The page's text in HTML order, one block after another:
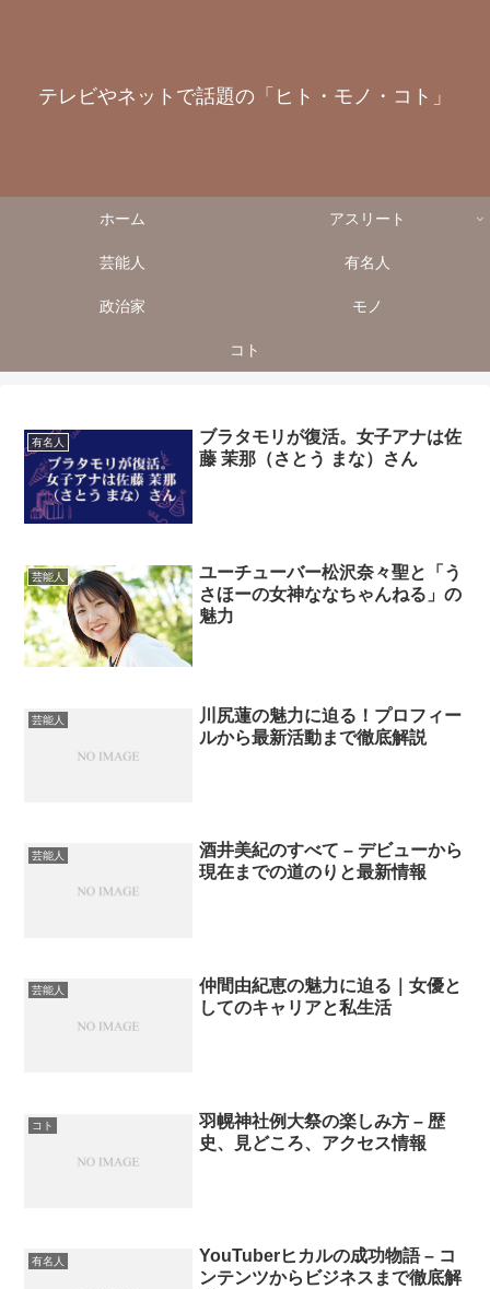
テレビやネットで話題の「ヒト・モノ・コト」
ホーム アスリート
芸能人 有名人
政治家 モノ
コト
有名人
ブラタモリが復活。女子アナは佐
藤 茉那（さとう まな）さん
芸能人
ユーチューバー松沢奈々聖と「う
さほーの女神ななちゃんねる」の
魅力
芸能人
川尻蓮の魅力に迫る！プロフィー
ルから最新活動まで徹底解説
芸能人
酒井美紀のすべて – デビューから
現在までの道のりと最新情報
芸能人
仲間由紀恵の魅力に迫る｜女優と
してのキャリアと私生活
コト
羽幌神社例大祭の楽しみ方 – 歴
史、見どころ、アクセス情報
有名人
YouTuberヒカルの成功物語 – コ
ンテンツからビジネスまで徹底解